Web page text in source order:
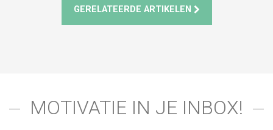
GERELATEERDE ARTIKELEN
MOTIVATIE IN JE INBOX!